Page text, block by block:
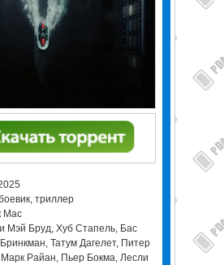
триллер
Мас
Мэй Бруд, Хуб Стапель, Бас
Татум Дагелет, Питер
Райан, Пьер Бокма, Лесли